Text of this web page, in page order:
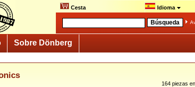
Cesta Idioma
Sobre Dönberg
164 piezas